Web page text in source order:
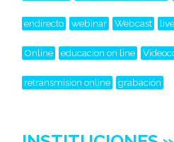
endirecto webinar Webcast live
Online educacion on line
retransmision online grabación